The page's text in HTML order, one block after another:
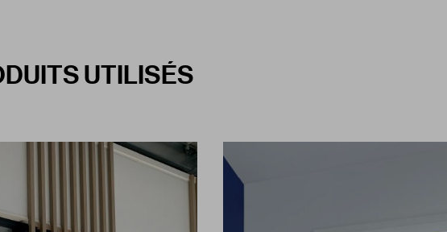
UTILISÉS